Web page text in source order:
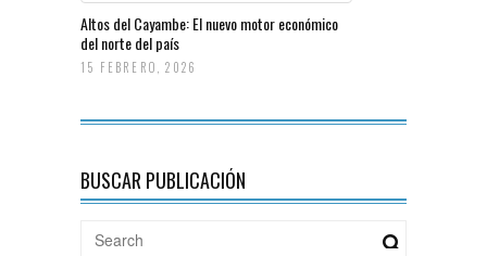
Altos del Cayambe: El nuevo motor económico
del norte del país
15 FEBRERO, 2026
BUSCAR PUBLICACIÓN